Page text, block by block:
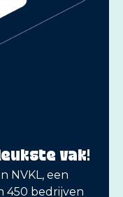
vak!
NVKL, een
450 bedrijven